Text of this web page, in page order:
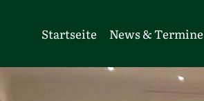
springenStartseite News & Termine